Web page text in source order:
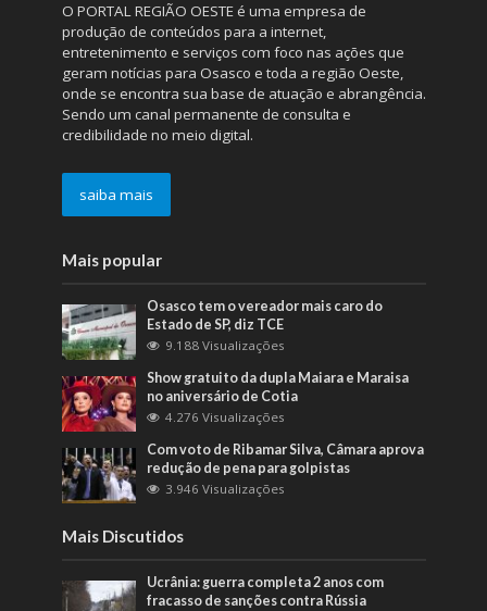
O PORTAL REGIÃO OESTE é uma empresa de
produção de conteúdos para a internet,
entretenimento e serviços com foco nas ações que
geram notícias para Osasco e toda a região Oeste,
onde se encontra sua base de atuação e abrangência.
Sendo um canal permanente de consulta e
credibilidade no meio digital.
saiba mais
Mais popular
Osasco tem o vereador mais caro do
Estado de SP, diz TCE
9.188 Visualizações
Show gratuito da dupla Maiara e Maraisa
no aniversário de Cotia
4.276 Visualizações
Com voto de Ribamar Silva, Câmara aprova
redução de pena para golpistas
3.946 Visualizações
Mais Discutidos
Ucrânia: guerra completa 2 anos com
fracasso de sanções contra Rússia